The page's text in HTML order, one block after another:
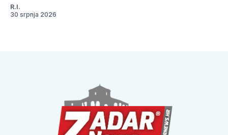
R.I.
30 srpnja 2026